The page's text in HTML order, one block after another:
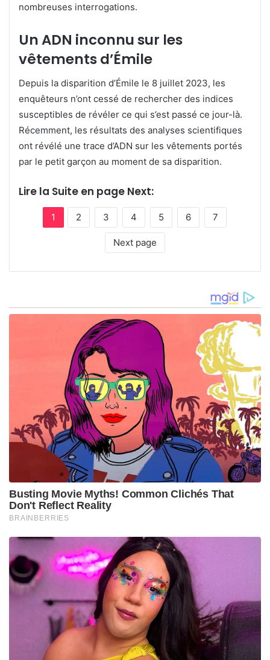
nombreuses interrogations.
Un ADN inconnu sur les
vêtements d’Émile
Depuis la disparition d’Émile le 8 juillet 2023, les
enquêteurs n’ont cessé de rechercher des indices
susceptibles de révéler ce qui s’est passé ce jour-là.
Récemment, les résultats des analyses scientifiques
ont révélé une trace d’ADN sur les vêtements portés
par le petit garçon au moment de sa disparition.
Lire la Suite en page Next:
1 2 3 4 5 6 7
Next page